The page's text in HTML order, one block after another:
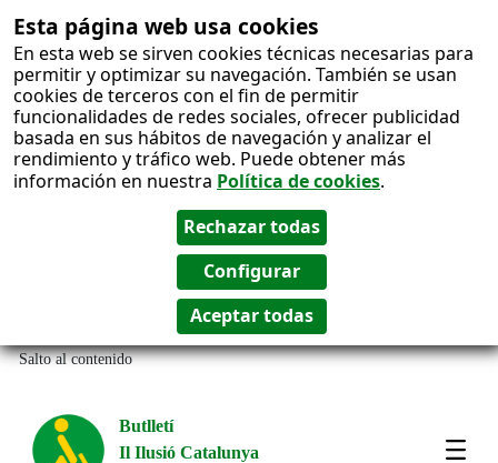
Esta página web usa cookies
En esta web se sirven cookies técnicas necesarias para
permitir y optimizar su navegación. También se usan
cookies de terceros con el fin de permitir
funcionalidades de redes sociales, ofrecer publicidad
basada en sus hábitos de navegación y analizar el
rendimiento y tráfico web. Puede obtener más
información en nuestra Política de cookies.
Salto al contenido
Butlletí
Il Ilusió Catalunya